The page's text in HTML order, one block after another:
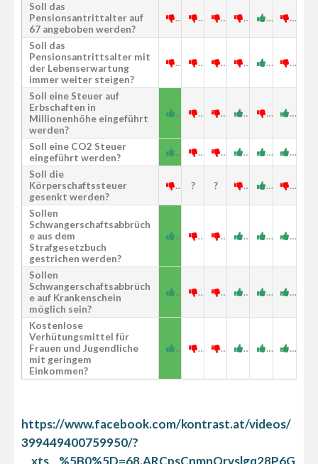
Soll das
Pensionsantrittalter auf
67 angeboben werden?
Soll das
Pensionsantrittsalter mit
der Lebenserwartung
immer weiter steigen?
Soll eine Steuer auf
Erbschaften in
Millionenhöhe eingeführt
werden?
Soll eine CO2 Steuer
eingeführt werden?
Soll die
Körperschaftssteuer
gesenkt werden?
? ?
Sollen
Schwangerschaftsabbrüch
e aus dem
Strafgesetzbuch
gestrichen werden?
Sollen
Schwangerschaftsabbrüch
e auf Krankenschein
möglich sein?
Kostenlose
Verhütungsmittel für
Frauen und Jugendliche
mit geringem
Einkommen?
https://www.facebook.com/kontrast.at/videos/
399449400759950/?
__xts__%5B0%5D=68.ARCpsCnmnQrvslgq28P6G